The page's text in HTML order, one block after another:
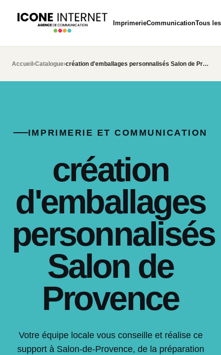
ImprimerieCommunicationTous
Accueil ›Catalogue› création d'emballages personnalisés Salon de Provence
IMPRIMERIE ET COMMUNICATION
création
d'emballages
personnalisés
Salon de
Provence
Votre équipe locale vous conseille et réalise ce
support à Salon-de-Provence, de la préparation